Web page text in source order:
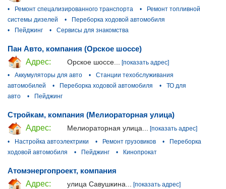
•
Ремонт спецализированного транспорта •
Ремонт топливной
системы дизелей
•
Переборка ходовой автомобиля
•
Пейджинг • Сервисы для знакомства
Пан Авто, компания (Орское шоссе)
Адрес:
Орское шоссе...
[показать адрес]
•
Аккумуляторы для авто •
Станции техобслуживания
автомобилей
• Переборка ходовой автомобиля •
ТО для
авто
• Пейджинг
Стройкам, компания (Мелиораторная улица)
Адрес:
Мелиораторная улица... [показать адрес]
•
Настройка автоэлектрики • Ремонт грузовиков •
Переборка
ходовой автомобиля
• Пейджинг • Кинопрокат
Атомэнергопроект, компания
Адрес:
улица Савушкина...
[показать адрес]